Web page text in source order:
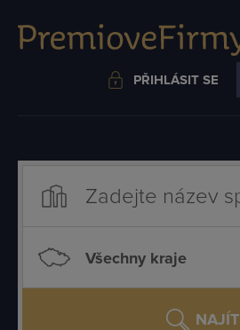
PŘIHLÁSIT SE
Všechny kraje
NAJÍT